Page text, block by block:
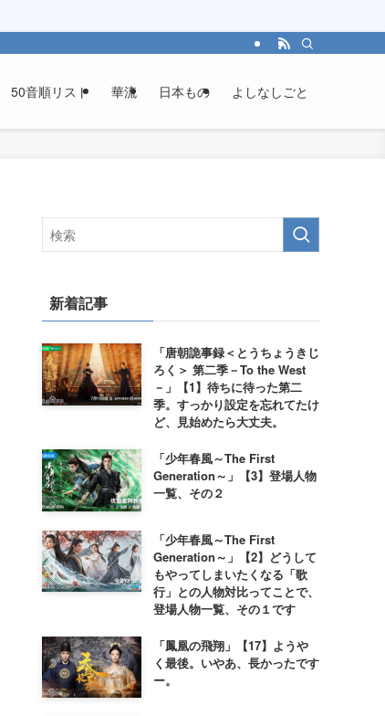
50音順リスト 華流 日本もの よしなしごと
新着記事
「唐朝詭事録＜とうちょうきじ
ろく＞ 第二季－To the West
－」【1】待ちに待った第二
季。すっかり設定を忘れてたけ
ど、見始めたら大丈夫。
「少年春風～The First
Generation～」【3】登場人物
一覧、その２
「少年春風～The First
Generation～」【2】どうして
もやってしまいたくなる「歌
行」との人物対比ってことで、
登場人物一覧、その１です
「鳳凰の飛翔」【17】ようや
く最後。いやあ、長かったです
ー。